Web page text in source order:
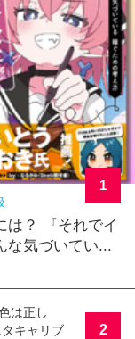
は？ 『それでイ
な気づいてい...
1
は正し
キャリブ
2